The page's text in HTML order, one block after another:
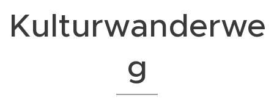
Kulturwanderwe
g